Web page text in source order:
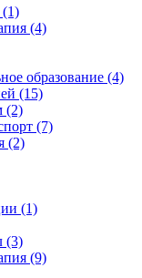
(1)
(4)
образование (4)
(15)
(2)
(7)
(2)
(1)
(3)
(9)